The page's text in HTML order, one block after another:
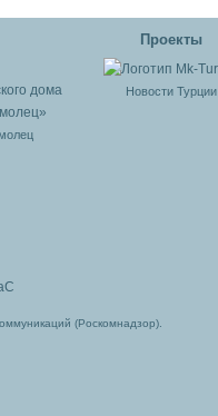
Проекты
Новости Турции
(Роскомнадзор).